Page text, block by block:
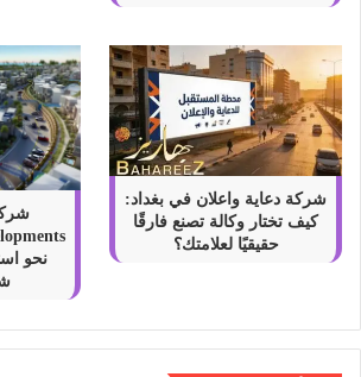
شركة دعاية واعلان في بغداد:
كيف تختار وكالة تصنع فارقًا
حقيقيًا لعلامتك؟
نحو